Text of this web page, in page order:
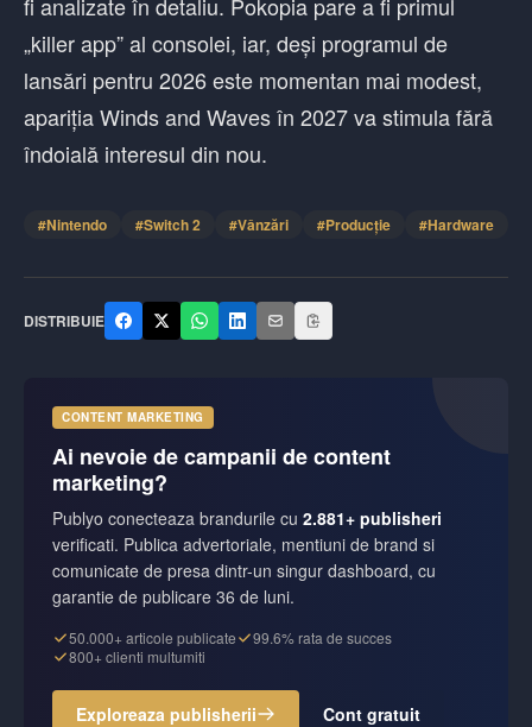
„killer app” al consolei, iar, deși programul de
lansări pentru 2026 este momentan mai modest,
apariția Winds and Waves în 2027 va stimula fără
îndoială interesul din nou.
#Nintendo #Switch 2 #Vânzări #Producție #Hardware
DISTRIBUIE
CONTENT MARKETING
Ai nevoie de campanii de content
marketing?
Publyo conecteaza brandurile cu 2.881+ publisheri
verificati. Publica advertoriale, mentiuni de brand si
comunicate de presa dintr-un singur dashboard, cu
garantie de publicare 36 de luni.
50.000+ articole publicate
99.6% rata de succes
800+ clienti multumiti
Exploreaza publisherii Cont gratuit